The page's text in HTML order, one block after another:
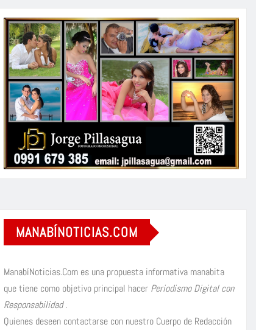
MANABÍNOTICIAS.COM
ManabíNoticias.Com es una propuesta informativa manabita
que tiene como objetivo principal hacer Periodismo Digital con
Responsabilidad.
Quienes deseen contactarse con nuestro Cuerpo de Redacción